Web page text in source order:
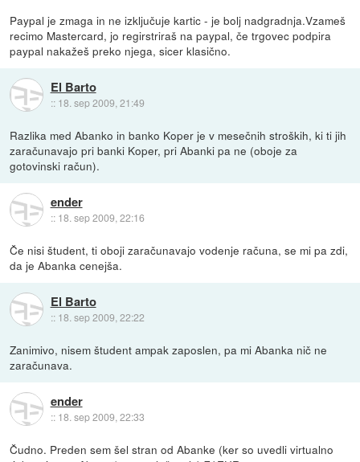
Paypal je zmaga in ne izključuje kartic - je bolj nadgradnja.Vzameš
recimo Mastercard, jo regirstriraš na paypal, če trgovec podpira
paypal nakažeš preko njega, sicer klasično.
El Barto
:: 18. sep 2009, 21:49
Razlika med Abanko in banko Koper je v mesečnih stroških, ki ti jih
zaračunavajo pri banki Koper, pri Abanki pa ne (oboje za
gotovinski račun).
ender
:: 18. sep 2009, 22:16
Če nisi študent, ti oboji zaračunavajo vodenje računa, se mi pa zdi,
da je Abanka cenejša.
El Barto
:: 18. sep 2009, 22:22
Zanimivo, nisem študent ampak zaposlen, pa mi Abanka nič ne
zaračunava.
ender
:: 18. sep 2009, 22:33
Čudno. Preden sem šel stran od Abanke (ker so uvedli virtualno